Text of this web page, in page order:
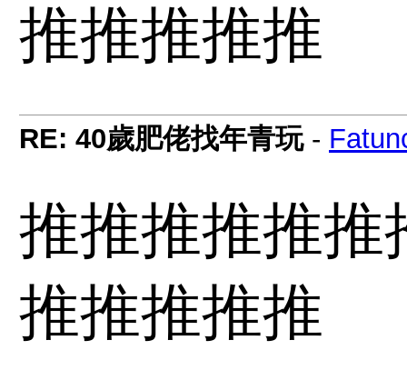
推推推推推
RE: 40歲肥佬找年青玩-
推推推推推推
推推推推推